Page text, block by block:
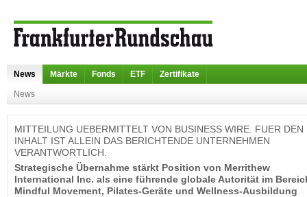
News Märkte Fonds ETF Zertifikate
News
MITTEILUNG UEBERMITTELT VON BUSINESS WIRE. FUER DEN
INHALT IST ALLEIN DAS BERICHTENDE UNTERNEHMEN
VERANTWORTLICH.
Strategische Übernahme stärkt Position von Merrithew
International Inc. als eine führende globale Autorität im
Mindful Movement, Pilates-Geräte und Wellness-Ausbildung